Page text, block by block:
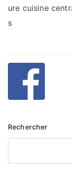
de
ure cuisine
s
Rechercher